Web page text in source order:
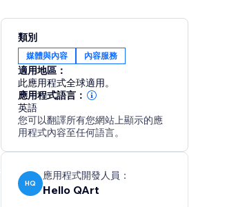
類別
媒體與內容 內容服務
適用地區：
此應用程式全球適用。
應用程式語言：
英語
您可以翻譯所有您網站上顯示的應
用程式內容至任何語言。
HQ
應用程式開發人員：
Hello QArt